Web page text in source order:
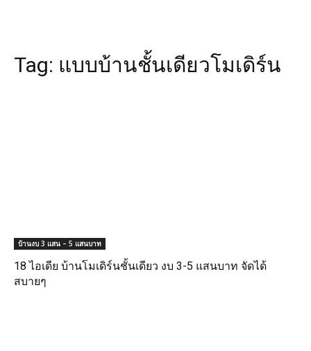
Tag: แบบบ้านชั้นเดียวโมเดิร์น
บ้านงบ 3 แสน – 5 แสนบาท
18 ไอเดีย บ้านโมเดิร์นชั้นเดียว งบ 3-5 แสนบาท จัดได้
สบายๆ